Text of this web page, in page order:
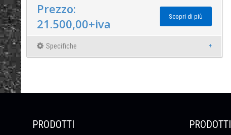
Prezzo:
21.500,00+iva
Scopri di più
Specifiche
PRODOTTI PRODOTTI